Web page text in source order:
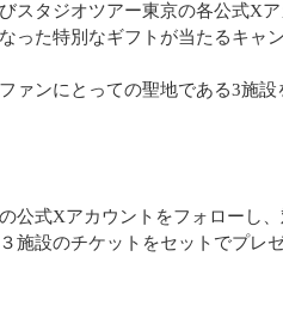
スタジオツアー東京の各公式X
った特別なギフトが当たるキャ
ァンにとっての聖地である3施
公式Xアカウントをフォローし
施設のチケットをセットでプレ